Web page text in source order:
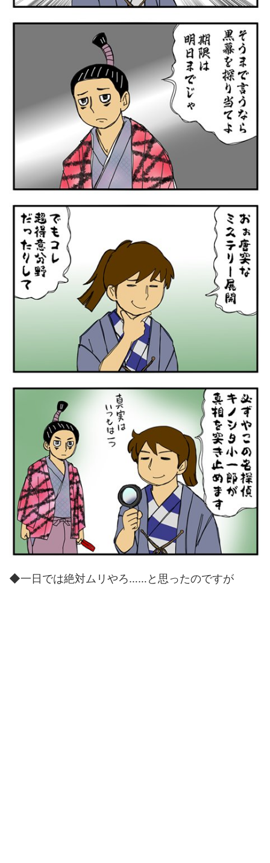
◆一日では絶対ムリやろ……と思ったのですが